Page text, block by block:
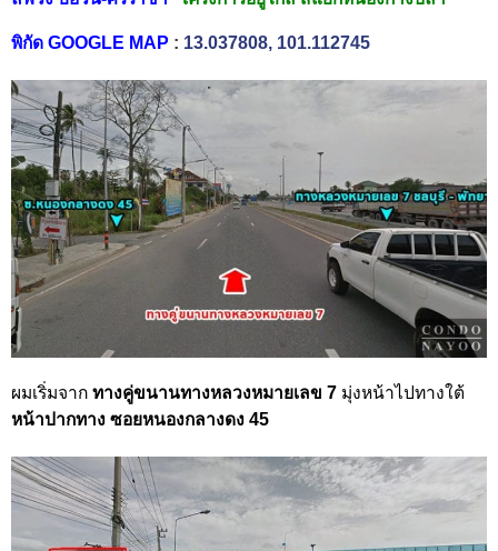
พิกัด GOOGLE MAP : 13.037808, 101.112745
ผมเริ่มจาก ทางคู่ขนานทางหลวงหมายเลข 7 มุ่งหน้าไปทางใต้
หน้าปากทาง ซอยหนองกลางดง 45